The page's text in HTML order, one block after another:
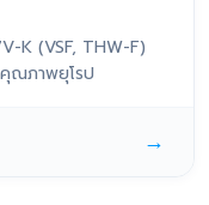
K (VSF, THW-F)
คุณภาพยุโรป
→